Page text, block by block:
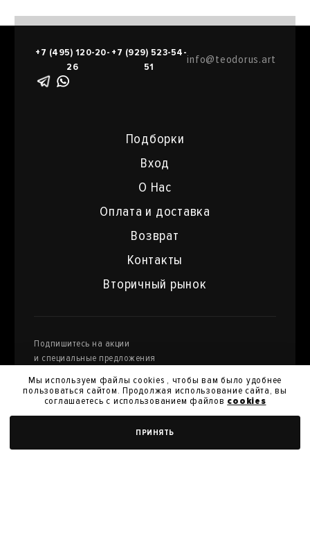
ДОБАВИТЬ В КОРЗИНУ
Подборки
Вход
О Нас
Оплата и доставка
Возврат
Контакты
Вторичный рынок
+7 (495) 120-20-
26
+7 (929) 523-54-
51
info@teodorus.art
Подпишитесь на акции
и специальные предложения
и их передачу для получения кэшбэк.
Я согласен сполитикой конфиденциальности
Мы используем файлы cookies , чтобы вам было удобнее
пользоваться сайтом. Продолжая использование сайта, вы
соглашаетесь с использованием файлов cookies
ПРИНЯТЬ